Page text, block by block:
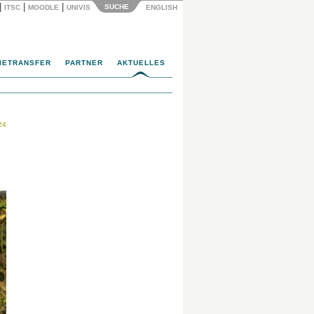
ITSC MOODLE UNIVIS SUCHE ENGLISH
PARTNER AKTUELLES